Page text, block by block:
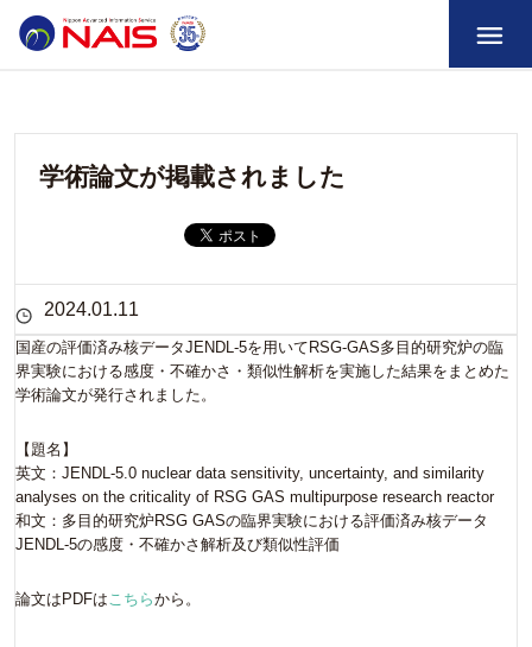
学術論文が掲載されました
2024.01.11
国産の評価済み核データJENDL-5を用いてRSG-GAS多目的研究炉の臨
界実験における感度・不確かさ・類似性解析を実施した結果をまとめた
学術論文が発行されました。
【題名】
英文：JENDL-5.0 nuclear data sensitivity, uncertainty, and similarity
analyses on the criticality of RSG GAS multipurpose research reactor
和文：多目的研究炉RSG GASの臨界実験における評価済み核データ
JENDL-5の感度・不確かさ解析及び類似性評価
論文はPDFはこちらから。